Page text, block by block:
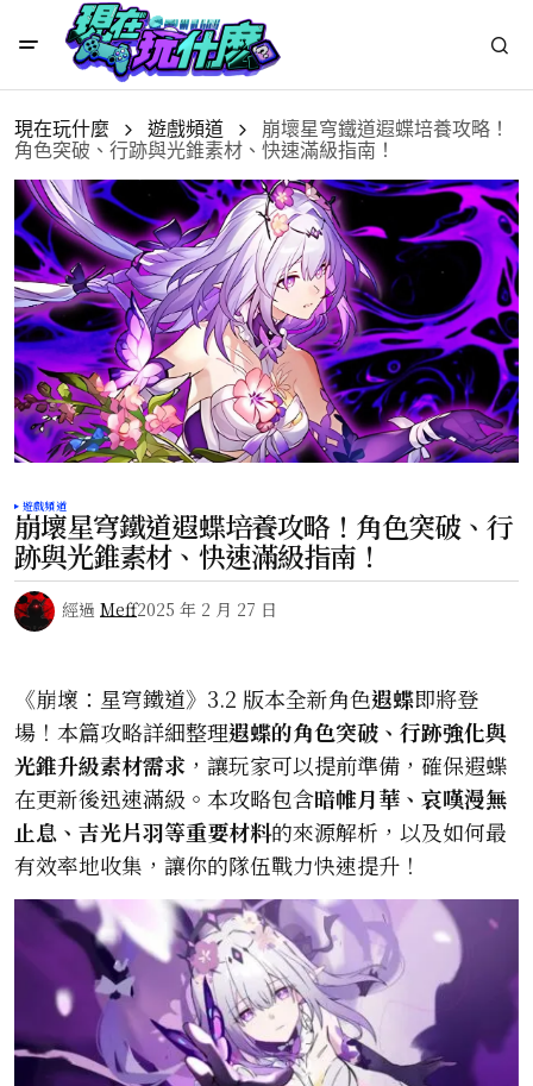
現在玩什麼 遊戲頻道
崩壞星穹鐵道遐蝶培養攻略！
角色突破、行跡與光錐素材、快速滿級指南！
遊戲頻道
崩壞星穹鐵道遐蝶培養攻略！角色突破、行
跡與光錐素材、快速滿級指南！
經過 Meff2025 年 2 月 27 日
《崩壞：星穹鐵道》3.2 版本全新角色遐蝶即將登
場！本篇攻略詳細整理遐蝶的角色突破、行跡強化與
光錐升級素材需求 ，讓玩家可以提前準備，確保遐蝶
在更新後迅速滿級。本攻略包含暗帷月華、哀嘆漫無
止息、吉光片羽等重要材料的來源解析，以及如何最
有效率地收集，讓你的隊伍戰力快速提升！